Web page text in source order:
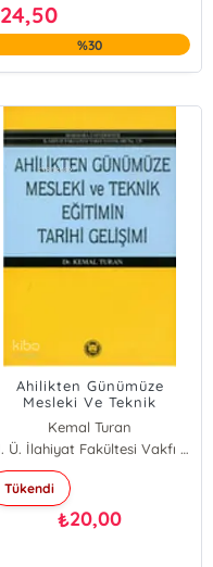
24,50
%30
Ahilikten Günümüze
Mesleki Ve Teknik
Eğitimin Tarihi Gelişimi
Kemal Turan
M. Ü. İlahiyat Fakültesi Vakfı Yayınları
Tükendi
₺20,00